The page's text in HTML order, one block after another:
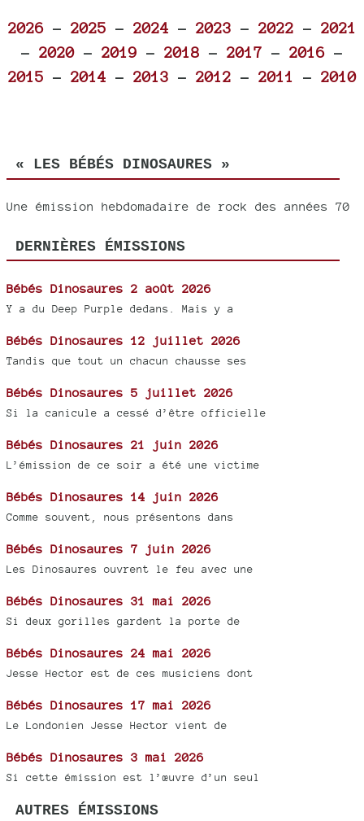
2026- 2025 - 2024 - 2023 - 2022 - 2021
- 2020 - 2019 - 2018 - 2017 - 2016 -
2015 - 2014 - 2013 - 2012 - 2011 - 2010
« LES BÉBÉS DINOSAURES »
Une émission hebdomadaire de rock des années 70
DERNIÈRES ÉMISSIONS
Bébés Dinosaures 2 août 2026
Y a du Deep Purple dedans. Mais y a
Bébés Dinosaures 12 juillet 2026
Tandis que tout un chacun chausse ses
Bébés Dinosaures 5 juillet 2026
Si la canicule a cessé d’être officielle
Bébés Dinosaures 21 juin 2026
L’émission de ce soir a été une victime
Bébés Dinosaures 14 juin 2026
Comme souvent, nous présentons dans
Bébés Dinosaures 7 juin 2026
Les Dinosaures ouvrent le feu avec une
Bébés Dinosaures 31 mai 2026
Si deux gorilles gardent la porte de
Bébés Dinosaures 24 mai 2026
Jesse Hector est de ces musiciens dont
Bébés Dinosaures 17 mai 2026
Le Londonien Jesse Hector vient de
Bébés Dinosaures 3 mai 2026
Si cette émission est l’œuvre d’un seul
AUTRES ÉMISSIONS